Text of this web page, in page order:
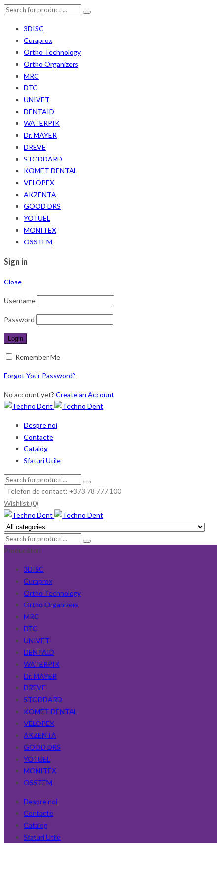
3DISC
Curaprox
Ortho Technology
Ortho Organizers
MRC
DTC
UNIVET
DENTAID
WATERPIK
Dr. MAYER
DREVE
STODDARD
KOMET DENTAL
VELOPEX
AKZENTA
GOOD DRS
YOTUEL
MONITEX
OSSTEM
Sign in
Close
Username
Password
Remember Me
Forgot Your Password?
No account yet? Create an Account
Despre noi
Contacte
Catalog
Sfaturi Utile
Telefon de contact: +373 78 777 100
Wishlist (0)
Producători
3DISC
Curaprox
Ortho Technology
Ortho Organizers
MRC
DTC
UNIVET
DENTAID
WATERPIK
Dr. MAYER
DREVE
STODDARD
KOMET DENTAL
VELOPEX
AKZENTA
GOOD DRS
YOTUEL
MONITEX
OSSTEM
Despre noi
Contacte
Catalog
Sfaturi Utile